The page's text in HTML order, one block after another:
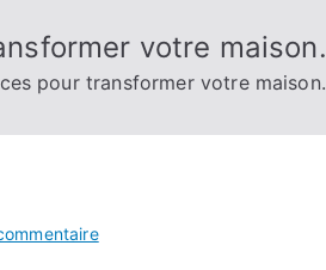
votre maison.
pour transformer votre maison.
sur